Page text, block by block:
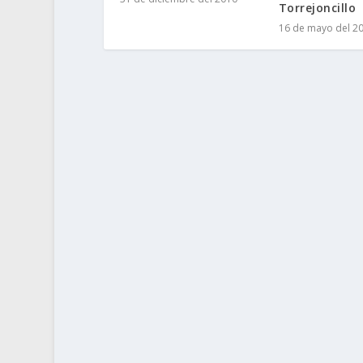
Torrejoncillo
16 de mayo del